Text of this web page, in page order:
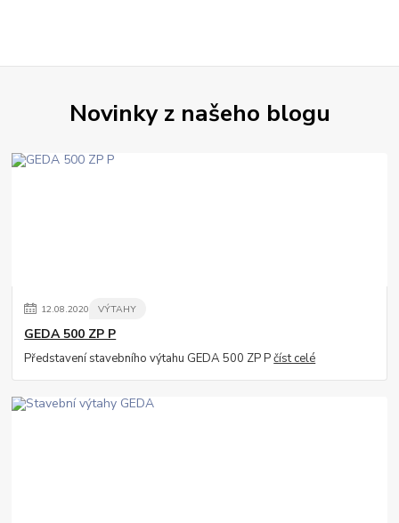
Novinky z našeho blogu
12.08.2020 VÝTAHY
GEDA 500 ZP P
Představení stavebního výtahu GEDA 500 ZP Pčíst celé